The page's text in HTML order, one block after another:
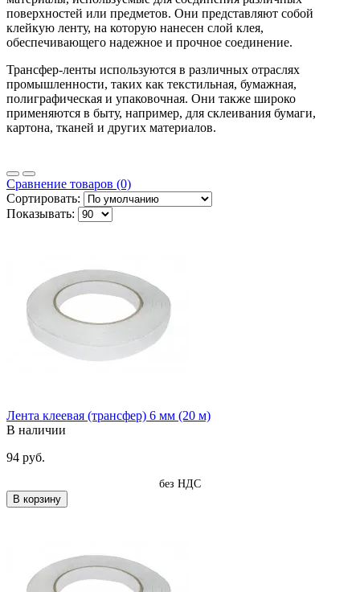
поверхностей или предметов. Они представляют собой
клейкую ленту, на которую нанесен слой клея,
обеспечивающего надежное и прочное соединение.
Трансфер-ленты используются в различных отраслях
промышленности, таких как текстильная, бумажная,
полиграфическая и упаковочная. Они также широко
применяются в быту, например, для склеивания бумаги,
картона, тканей и других материалов.
Сравнение товаров (0)
Сортировать:
Показывать:
Лента клеевая (трансфер) 6 мм (20 м)
В наличии
94 руб.
без НДС
В корзину